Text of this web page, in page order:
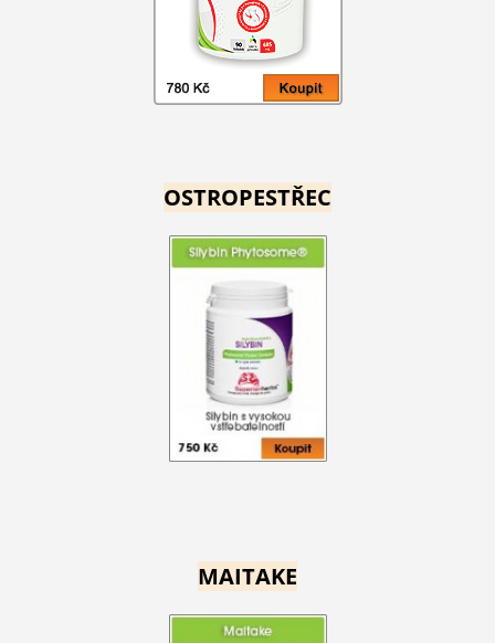
OSTROPESTŘEC
MAITAKE